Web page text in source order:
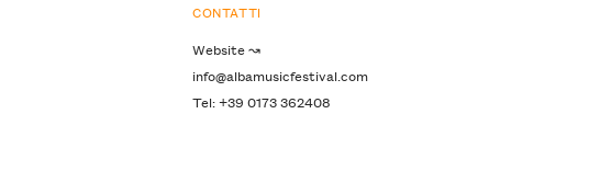
CONTATTI
Website ↝
info@albamusicfestival.com
Tel: +39 0173 362408